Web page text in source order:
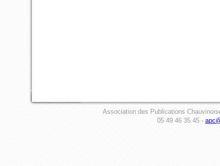
Association des Publications
05 49 46 35 45 -